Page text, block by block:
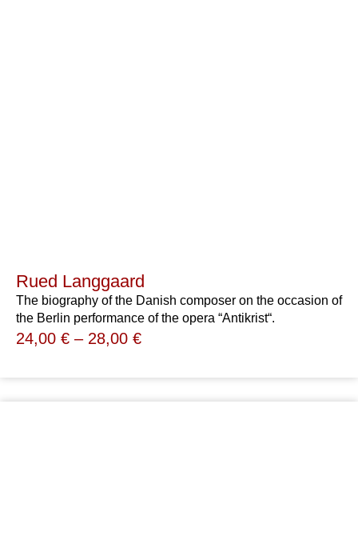
Rued Langgaard
The biography of the Danish composer on the occasion of
the Berlin performance of the opera “Antikrist“.
24,00 € – 28,00 €